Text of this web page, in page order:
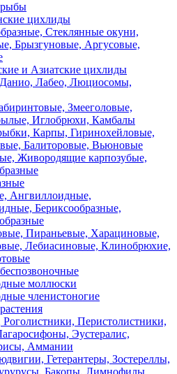
цихлиды
Стеклянные окуни,
Брызгуновые, Аргусовые,
и Азиатские цихлиды
Лабео, Люциосомы,
Змееголовые,
Иглобрюхи, Камбалы
Карпы, Гиринохейловые,
Балиторовые, Вьюновые
Живородящие карпозубые,
Ангвиллоидные,
Бериксообразные,
Пираньевые, Харациновые,
Лебиасиновые, Клинобрюхие,
моллюски
членистоногие
Перистолистники,
Эустералис,
Аммании
Гетерантеры, Зостереллы,
Бакопы, Лимнофилы